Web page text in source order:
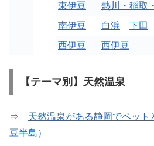
東伊豆
熱川・稲取
南伊豆
白浜 下田
西伊豆
西伊豆
【テーマ別】天然温泉
⇒ 天然温泉がある静岡でペッ
豆半島）